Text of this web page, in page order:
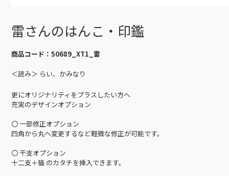
雷さんのはんこ・印鑑
商品コード：50689_XT1_雷
＜読み＞ らい、かみなり
更にオリジナリティをプラスしたい方へ
充実のデザインオプション
〇 一部修正オプション
四角から丸へ変更するなど軽微な修正が可能です。
〇 干支オプション
十二支＋猫 のカタチを挿入できます。